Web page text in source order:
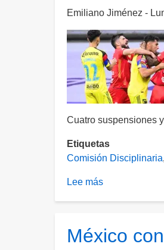
contra
jugador
del
Toluca,
Helinho
Emiliano Jiménez
Cuatro suspensiones
Etiquetas
Comisión Disciplinaria
Lee más
para
México